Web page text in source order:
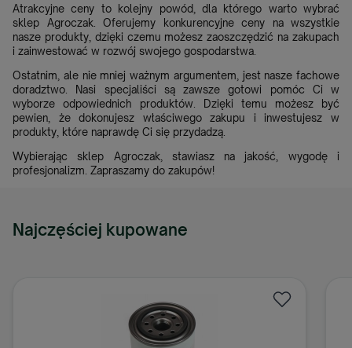
Atrakcyjne ceny to kolejny powód, dla którego warto wybrać
sklep Agroczak. Oferujemy konkurencyjne ceny na wszystkie
nasze produkty, dzięki czemu możesz zaoszczędzić na zakupach
i zainwestować w rozwój swojego gospodarstwa.
Ostatnim, ale nie mniej ważnym argumentem, jest nasze fachowe
doradztwo. Nasi specjaliści są zawsze gotowi pomóc Ci w
wyborze odpowiednich produktów. Dzięki temu możesz być
pewien, że dokonujesz właściwego zakupu i inwestujesz w
produkty, które naprawdę Ci się przydadzą.
Wybierając sklep Agroczak, stawiasz na jakość, wygodę i
profesjonalizm. Zapraszamy do zakupów!
Najczęściej kupowane